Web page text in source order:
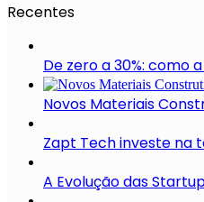
Recentes
De zero a 30%: como
Novos Materiais
Zapt Tech investe na
A Evolução das